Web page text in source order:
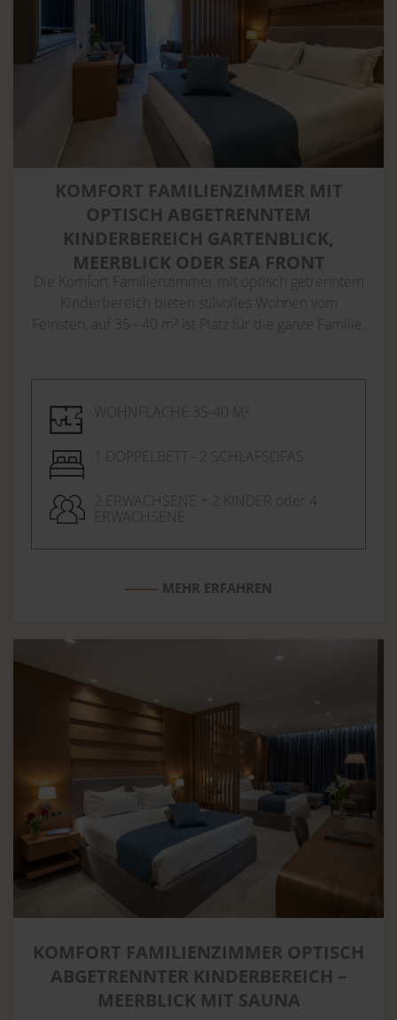
KOMFORT FAMILIENZIMMER MIT
OPTISCH ABGETRENNTEM
KINDERBEREICH GARTENBLICK,
MEERBLICK ODER SEA FRONT
Die Komfort Familienzimmer mit optisch getrenntem
Kinderbereich bieten stilvolles Wohnen vom
Feinsten, auf 35 - 40 m² ist Platz für die ganze Familie.
WOHNFLÄCHE 35-40 M²
1 DOPPELBETT - 2 SCHLAFSOFAS
2 ERWACHSENE + 2 KINDER oder 4
ERWACHSENE
MEHR ERFAHREN
KOMFORT FAMILIENZIMMER OPTISCH
ABGETRENNTER KINDERBEREICH –
MEERBLICK MIT SAUNA